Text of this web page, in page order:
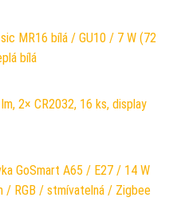
MR16 bílá / GU10 / 7 W (72
bílá
2× CR2032, 16 ks, display
GoSmart A65 / E27 / 14 W
/ RGB / stmívatelná / Zigbee